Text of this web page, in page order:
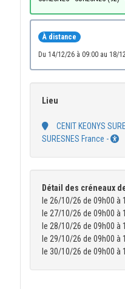
À distance
Lieu
SURESNES France -
Détail des créneaux
le 26/10/26 de 09h00 à
le 27/10/26 de 09h00 à
le 28/10/26 de 09h00 à
le 29/10/26 de 09h00 à
le 30/10/26 de 09h00 à